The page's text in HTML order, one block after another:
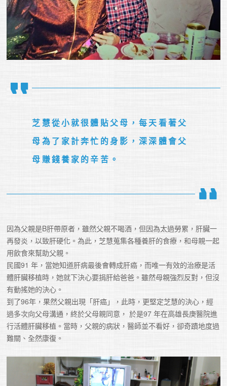
芝慧從小就很體貼父母，每天看著父
母為了家計奔忙的身影，深深體會父
母賺錢養家的辛苦。
因為父親是B肝帶原者，雖然父親不喝酒，但因為太過勞累，肝臟一
再發炎，以致肝硬化。為此，芝慧蒐集各種養肝的食療，和母親一起
用飲食來幫助父親。
民國91 年，當她知道肝病最後會轉成肝癌，而唯一有效的治療是活
體肝臟移植時，她就下決心要捐肝給爸爸。雖然母親強烈反對，但沒
有動搖她的決心。
到了96年，果然父親出現「肝癌」，此時，更堅定芝慧的決心，經
過多次向父母溝通，終於父母親同意， 於是97 年在高雄長庚醫院進
行活體肝臟移植。當時，父親的病狀，醫師並不看好，卻奇蹟地度過